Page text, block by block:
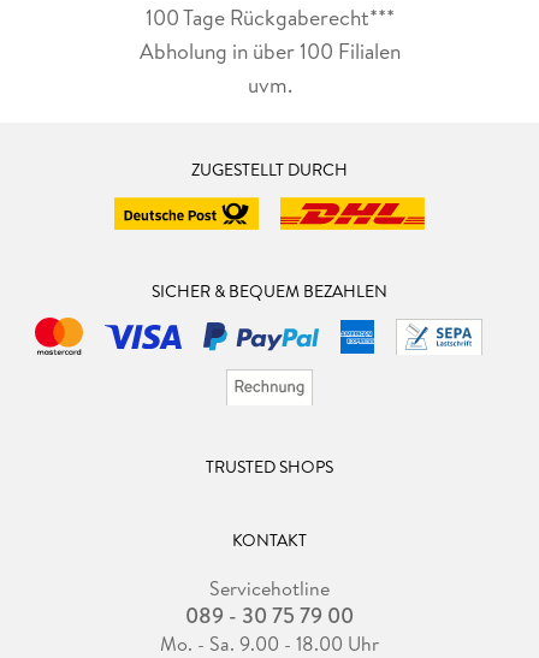
100 Tage Rückgaberecht***
Abholung in über 100 Filialen
uvm.
ZUGESTELLT DURCH
SICHER & BEQUEM BEZAHLEN
TRUSTED SHOPS
KONTAKT
Servicehotline
089 - 30 75 79 00
Mo. - Sa. 9.00 - 18.00 Uhr